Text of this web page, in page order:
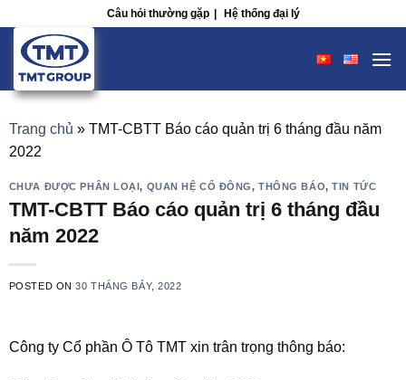
content
Câu hỏi thường gặp | Hệ thống đại lý
Trang chủ » TMT-CBTT Báo cáo quản trị 6 tháng đầu năm
2022
CHƯA ĐƯỢC PHÂN LOẠI, QUAN HỆ CỔ ĐÔNG,THÔNG BÁO,TIN TỨC
TMT-CBTT Báo cáo quản trị 6 tháng đầu
năm 2022
POSTED ON30 THÁNG BẢY, 2022
Công ty Cổ phần Ô Tô TMT xin trân trọng thông báo: